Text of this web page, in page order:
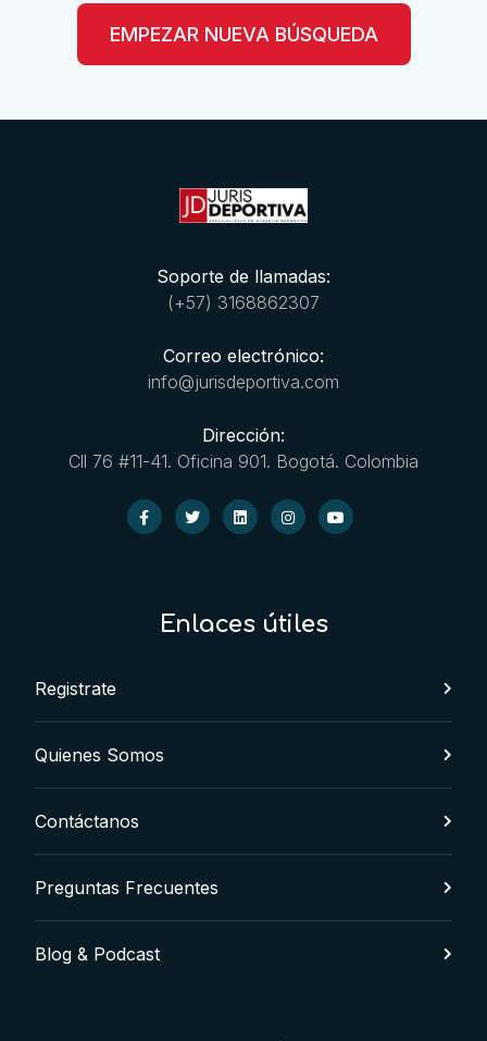
EMPEZAR NUEVA BÚSQUEDA
Soporte de llamadas:
(+57) 3168862307
Correo electrónico:
info@jurisdeportiva.com
Dirección:
Cll 76 #11-41. Oficina 901. Bogotá. Colombia
Enlaces útiles
Registrate
Quienes Somos
Contáctanos
Preguntas Frecuentes
Blog & Podcast